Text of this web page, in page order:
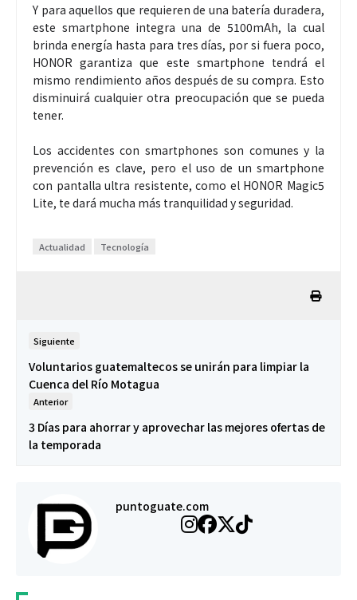
Y para aquellos que requieren de una batería duradera,
este smartphone integra una de 5100mAh, la cual
brinda energía hasta para tres días, por si fuera poco,
HONOR garantiza que este smartphone tendrá el
mismo rendimiento años después de su compra. Esto
disminuirá cualquier otra preocupación que se pueda
tener.
Los accidentes con smartphones son comunes y la
prevención es clave, pero el uso de un smartphone
con pantalla ultra resistente, como el HONOR Magic5
Lite, te dará mucha más tranquilidad y seguridad.
Actualidad Tecnología
Siguiente
Voluntarios guatemaltecos se unirán para limpiar la
Cuenca del Río Motagua
Anterior
3 Días para ahorrar y aprovechar las mejores ofertas de
la temporada
puntoguate.com